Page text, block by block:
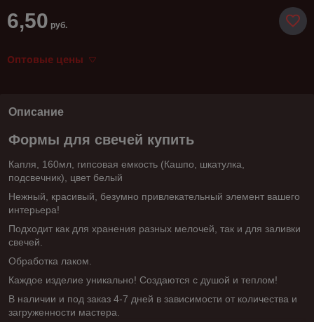
6,50 руб.
Оптовые цены
Описание
Формы для свечей купить
Капля, 160мл, гипсовая емкость (Кашпо, шкатулка,
подсвечник), цвет белый
Нежный, красивый, безумно привлекательный элемент вашего
интерьера!
Подходит как для хранения разных мелочей, так и для заливки
свечей.
Обработка лаком.
Каждое изделие уникально! Создаются с душой и теплом!
В наличии и под заказ 4-7 дней в зависимости от количества и
загруженности мастера.